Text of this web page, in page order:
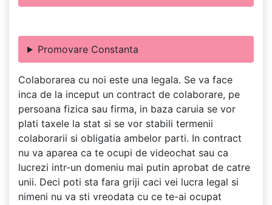
Promovare Constanta
Colaborarea cu noi este una legala. Se va face
inca de la inceput un contract de colaborare, pe
persoana fizica sau firma, in baza caruia se vor
plati taxele la stat si se vor stabili termenii
colaborarii si obligatia ambelor parti. In contract
nu va aparea ca te ocupi de videochat sau ca
lucrezi intr-un domeniu mai putin aprobat de catre
unii. Deci poti sta fara griji caci vei lucra legal si
nimeni nu va sti vreodata cu ce te-ai ocupat